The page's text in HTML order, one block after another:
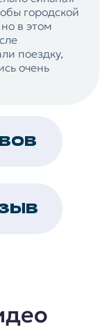
городской
в этом
поездку,
очень